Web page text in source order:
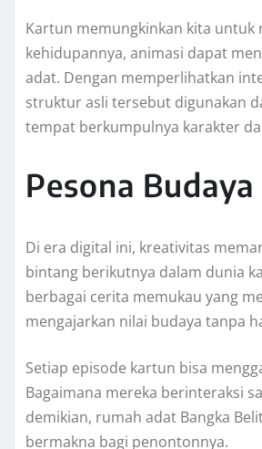
Kartun memungkinkan kita untuk
kehidupannya, animasi dapat
adat. Dengan memperlihatkan
struktur asli tersebut digunakan
tempat berkumpulnya karakter
Pesona
Di era digital ini, kreativitas
bintang berikutnya dalam dunia
berbagai cerita memukau yang
mengajarkan nilai budaya tanpa
Setiap episode kartun bisa
Bagaimana mereka berinteraksi
demikian, rumah adat Bangka
bermakna bagi penontonnya.